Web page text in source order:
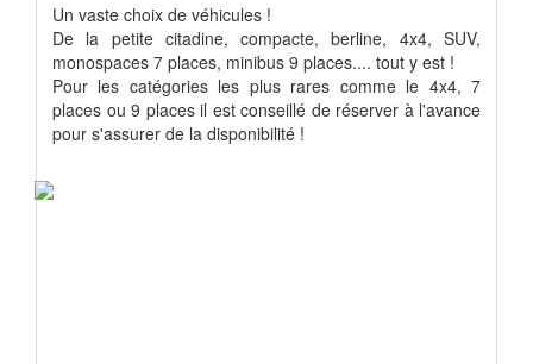
Un vaste choix de véhicules !
De la petite citadine, compacte, berline, 4x4, SUV,
monospaces 7 places, minibus 9 places.... tout y est !
Pour les catégories les plus rares comme le 4x4, 7
places ou 9 places il est conseillé de réserver à l'avance
pour s'assurer de la disponibilité !